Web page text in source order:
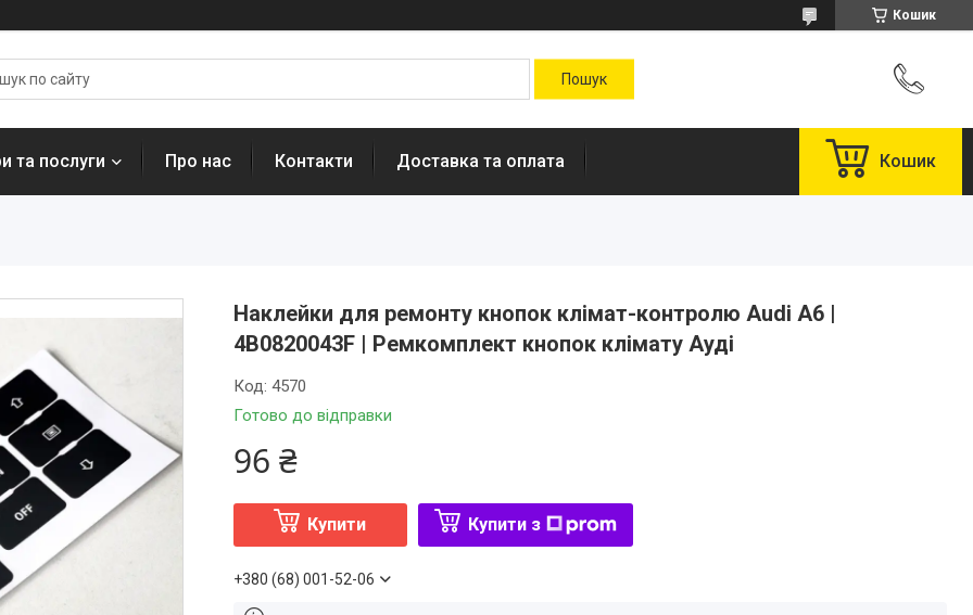
Кошик
та послуги Про нас Контакти Доставка та оплата Кошик
Наклейки для ремонту кнопок клімат-контролю Audi A6 |
4B0820043F | Ремкомплект кнопок клімату Ауді
Готово до відправки
Код: 4570
96 ₴
Купити Купити з
+380 (68) 001-52-06